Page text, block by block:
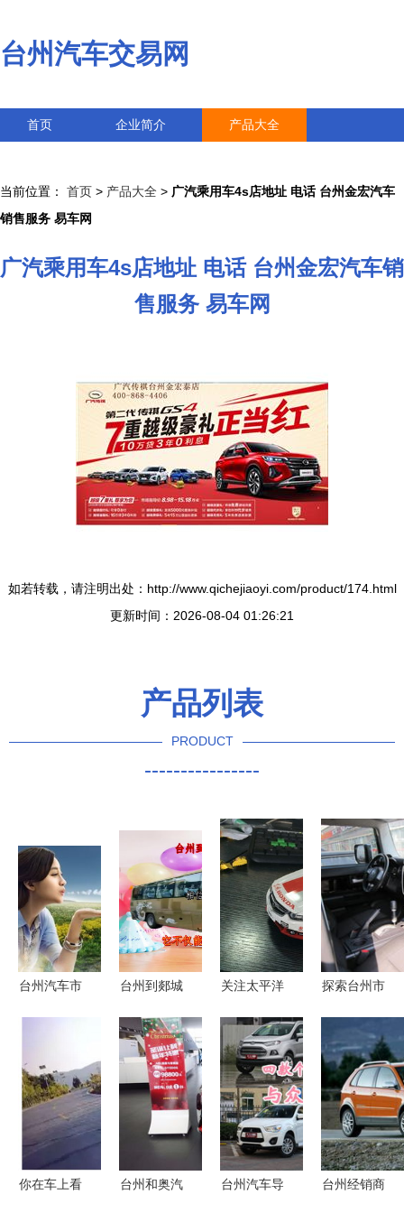
台州汽车交易网
首页 企业简介 产品大全
当前位置： 首页 > 产品大全 > 广汽乘用车4s店地址 电话 台州金宏汽车
销售服务 易车网
广汽乘用车4s店地址 电话 台州金宏汽车销
售服务 易车网
如若转载，请注明出处：http://www.qichejiaoyi.com/product/174.html
更新时间：2026-08-04 01:26:21
产品列表
PRODUCT
----------------
台州汽车市
台州到郯城
息及联系方
式
关注太平洋
车市公众号
赢好礼
探索台州市
经纪的丰田
FJ酷路泽
4.0 二手旅
行车的理想
选择
你在车上看
台州和奥汽
台州汽车导
台州经销商